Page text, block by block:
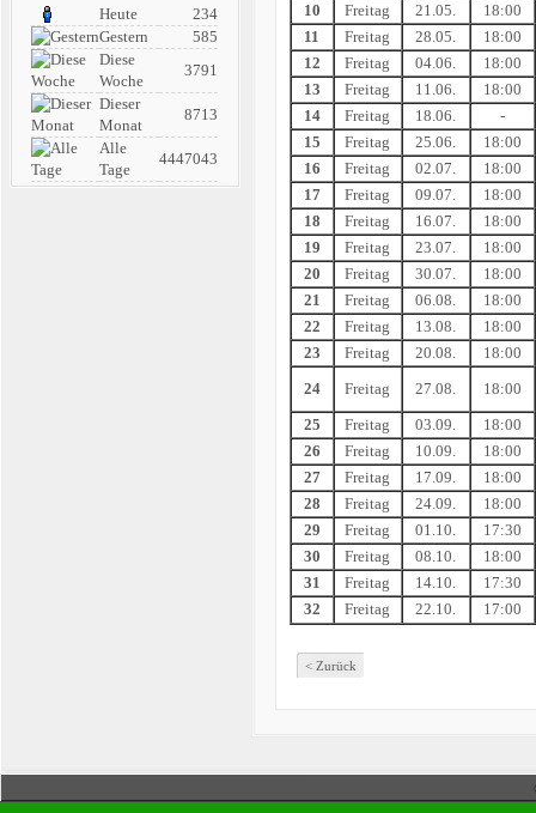
Heute
234
Gestern
585
Diese
Woche
3791
Dieser
Monat
8713
Alle
Tage
4447043
10
Freitag 21.05.
18:00
11
Freitag 28.05.
18:00
12
Freitag 04.06.
18:00
13
Freitag 11.06.
18:00
14
Freitag 18.06.
-
15
Freitag 25.06.
18:00
16
Freitag 02.07.
18:00
17
Freitag 09.07.
18:00
18
Freitag 16.07.
18:00
19
Freitag 23.07.
18:00
20
Freitag 30.07.
18:00
21
Freitag 06.08.
18:00
22
Freitag 13.08.
18:00
23
Freitag 20.08.
18:00
24
Freitag 27.08.
18:00
25
Freitag 03.09.
18:00
26
Freitag 10.09. 18:00
27
Freitag 17.09.
18:00
28
Freitag 24.09.
18:00
29
Freitag 01.10.
17:30
30
Freitag 08.10.
18:00
31
Freitag 14.10.
17:30
32
Freitag 22.10. 17:00
< Zurück